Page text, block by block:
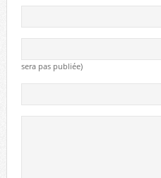
sera pas publiée)